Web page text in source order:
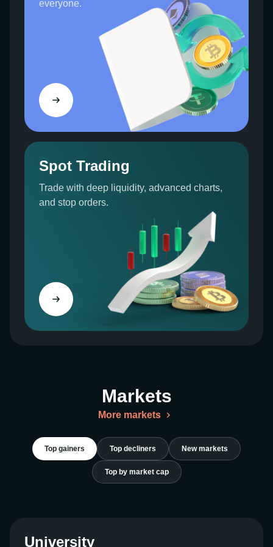
Kerze oder der Balken stellt die Gegenwart dar.
Jede Kerze steht für eine Zeiteinheit. Eine Option
oben auf den Preischarts ermöglicht es Ihnen,
auszuwählen, welcher Zeiteinheit entspricht.
Wenn Sie den Zeitraum auf "täglich" einstellen,
zeigt jede Kerze Preisbewegungen pro Tag an.
Wenn Sie es auf fünf Minuten einstellen, zeigt es,
wie sich der Preis in den letzten fünf Minuten
Der Instrumentenpreis befindet sich auf der
vertikalen Achse. Die Höhe einer Kerze zeigt den
aktuellen Preis des Marktes an. Im Gegensatz dazu
weist eine Kerze am unteren Rand des Diagramms
auf einen Preis hin, der ziemlich niedrig ist.
Jede Einheit auf einem Kerzenchart steht für vier
ERÖFFNUNGSPREIS: Dies ist der Preis zu Beginn
des Zeitintervalls. Eine horizontale Linie
repräsentiert den Eröffnungspreis links im
Diagramm. Der unterste Teil des Kerzenkörpers ist
geöffnet, wenn er nicht rot oder einer anderen Farbe
repräsentiert die Höhe des Kerzenkörpers die
dies der höchste Preis, der während des
angegebenen Zeitraums gehandelt wurde.
NIEDRIG: Niedrig bezieht sich auf den niedrigsten
everyone.
Spot Trading
Trade with deep liquidity, advanced charts,
and stop orders.
Markets
More markets
Top gainers Top decliners New markets
Top by market cap
University